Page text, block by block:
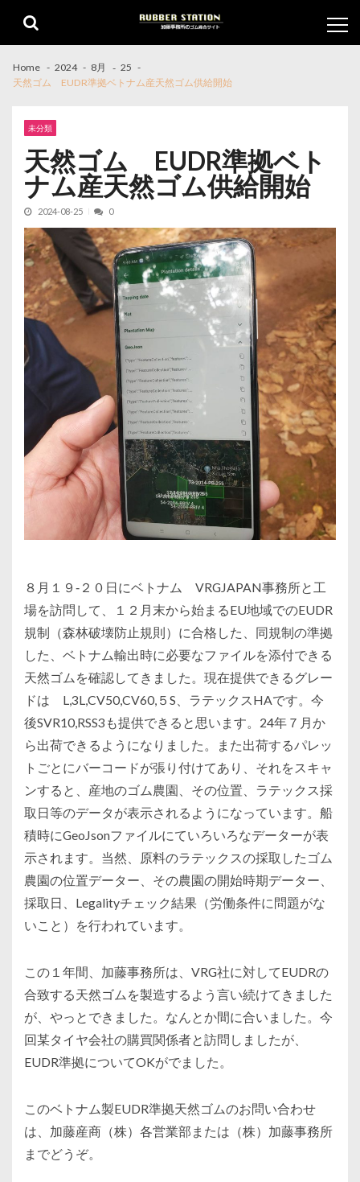
navigation
content
Home 2024 8月
25
天然ゴム EUDR準拠ベトナム産天然ゴム供給開始
未分類
天然ゴム EUDR準拠ベト
ナム産天然ゴム供給開始
2024-08-25 0
８月１９‐２０日にベトナム VRGJAPAN事務所と工
場を訪問して、１２月末から始まるEU地域でのEUDR
規制（森林破壊防止規則）に合格した、同規制の準拠
した、ベトナム輸出時に必要なファイルを添付できる
天然ゴムを確認してきました。現在提供できるグレー
ドは L,3L,CV50,CV60,５S、ラテックスHAです。今
後SVR10,RSS3も提供できると思います。24年７月か
ら出荷できるようになりました。また出荷するパレッ
トごとにバーコードが張り付けてあり、それをスキャ
ンすると、産地のゴム農園、その位置、ラテックス採
取日等のデータが表示されるようになっています。船
積時にGeoJsonファイルにていろいろなデーターが表
示されます。当然、原料のラテックスの採取したゴム
農園の位置データー、その農園の開始時期データー、
採取日、Legalityチェック結果（労働条件に問題がな
いこと）を行われています。
この１年間、加藤事務所は、VRG社に対してEUDRの
合致する天然ゴムを製造するよう言い続けてきました
が、やっとできました。なんとか間に合いました。今
回某タイヤ会社の購買関係者と訪問しましたが、
EUDR準拠についてOKがでました。
このベトナム製EUDR準拠天然ゴムのお問い合わせ
は、加藤産商（株）各営業部または（株）加藤事務所
までどうぞ。